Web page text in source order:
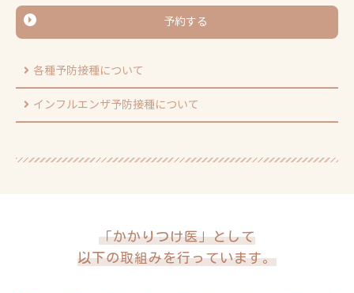
予約する
各種予防接種について
インフルエンザ予防接種について
「かかりつけ医」として
以下の取組みを行っています。